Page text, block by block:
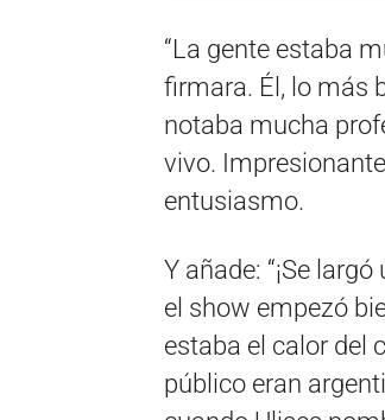
“La gente estaba
firmara. Él, lo más
notaba mucha
vivo.
entusiasmo.
Y añade: “¡Se
el show empezó
estaba el calor del
público eran